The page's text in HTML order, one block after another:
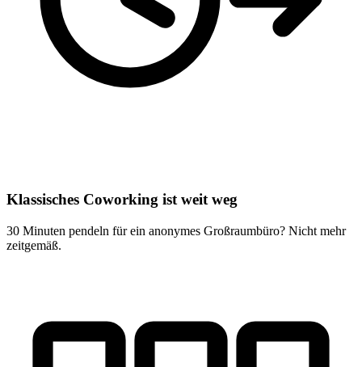
Klassisches Coworking ist weit weg
30 Minuten pendeln für ein anonymes Großraumbüro? Nicht mehr
zeitgemäß.